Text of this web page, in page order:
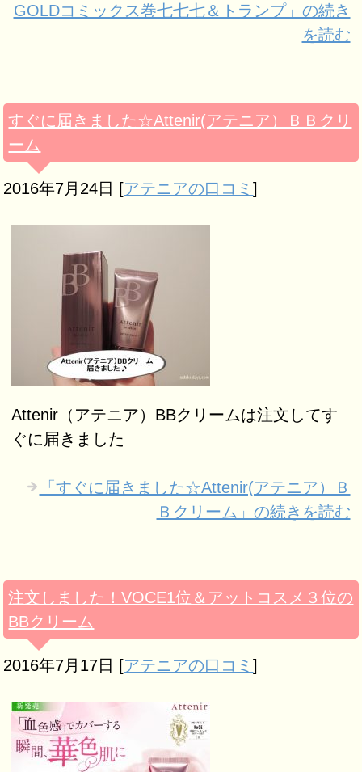
GOLDコミックス巻七七七＆トランプ」の続き
を読む
すぐに届きました☆Attenir(アテニア）ＢＢクリ
ーム
2016年7月24日 [アテニアの口コミ]
Attenir（アテニア）BBクリームは注文してす
ぐに届きました
「すぐに届きました☆Attenir(アテニア）Ｂ
Ｂクリーム」の続きを読む
注文しました！VOCE1位＆アットコスメ３位の
BBクリーム
2016年7月17日 [アテニアの口コミ]